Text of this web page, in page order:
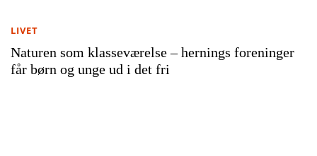
Naturen som klasseværelse – hernings foreninger
får børn og unge ud i det fri
LIVET